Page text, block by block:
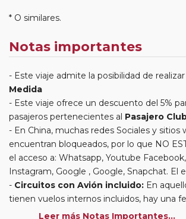
* O similares.
Notas importantes
Este viaje admite la posibilidad de realizar
Medida
Este viaje ofrece un descuento del 5%
pasajeros pertenecientes al Pasajero
En China, muchas redes Sociales y sitios
encuentran bloqueados, por lo que NO
el acceso a: Whatsapp, Youtube
Instagram, Google , Google, Snapchat. El
Circuitos con Avión incluido: En
tienen vuelos internos incluidos, hay una
poder emitir billetes. Las reservas/emisión
Leer más Notas Importantes...